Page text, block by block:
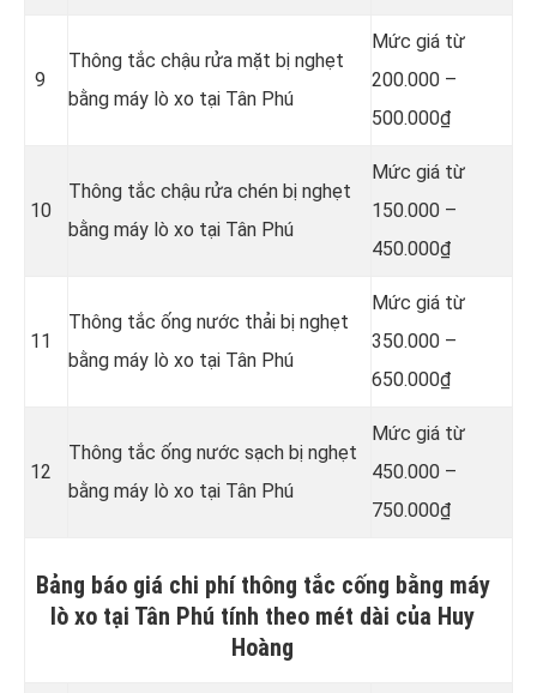
9
Thông tắc chậu rửa mặt bị nghẹt
bằng máy lò xo tại Tân Phú
Mức giá từ
200.000 –
500.000₫
10
Thông tắc chậu rửa chén bị nghẹt
bằng máy lò xo tại Tân Phú
Mức giá từ
150.000 –
450.000₫
11
Thông tắc ống nước thải bị nghẹt
bằng máy lò xo tại Tân Phú
Mức giá từ
350.000 –
650.000₫
12
Thông tắc ống nước sạch bị nghẹt
bằng máy lò xo tại Tân Phú
Mức giá từ
450.000 –
750.000₫
Bảng báo giá chi phí thông tắc cống bằng máy
lò xo tại Tân Phú tính theo mét dài của Huy
Hoàng